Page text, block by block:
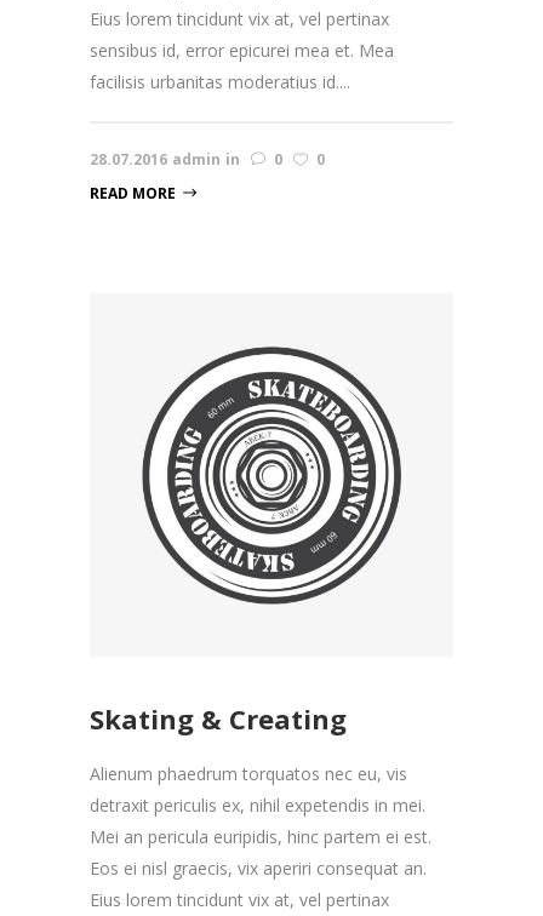
Eius lorem tincidunt vix at, vel pertinax
sensibus id, error epicurei mea et. Mea
facilisis urbanitas moderatius id....
28.07.2016 admin in 0
0
READ MORE
Skating & Creating
Alienum phaedrum torquatos nec eu, vis
detraxit periculis ex, nihil expetendis in mei.
Mei an pericula euripidis, hinc partem ei est.
Eos ei nisl graecis, vix aperiri consequat an.
Eius lorem tincidunt vix at, vel pertinax